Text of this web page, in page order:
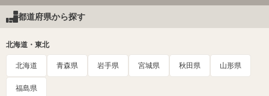
都道府県から探す
北海道・東北
北海道 青森県 岩手県 宮城県 秋田県 山形県
福島県